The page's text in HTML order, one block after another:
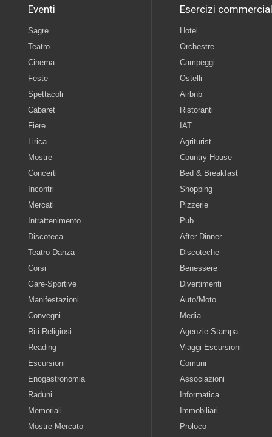
Eventi
Sagre
Teatro
Cinema
Feste
Spettacoli
Cabaret
Fiere
Lirica
Mostre
Concerti
Incontri
Mercati
Intrattenimento
Discoteca
Teatro-Danza
Corsi
Gare-Sportive
Manifestazioni
Convegni
Riti-Religiosi
Reading
Escursioni
Enogastronomia
Raduni
Memoriali
Mostre-Mercato
Esercizi
Hotel
Orchestre
Campeggi
Ostelli
Airbnb
Ristoranti
IAT
Agriturist
Country House
Bed & Breakfast
Shopping
Pizzerie
Pub
After Dinner
Discoteche
Benessere
Divertimenti
Auto/Moto
Media
Agenzie Stampa
Viaggi Escursioni
Comuni
Associazioni
Informatica
Immobiliari
Proloco